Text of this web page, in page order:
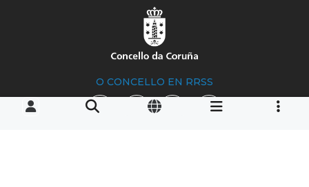
O CONCELLO EN RRSS